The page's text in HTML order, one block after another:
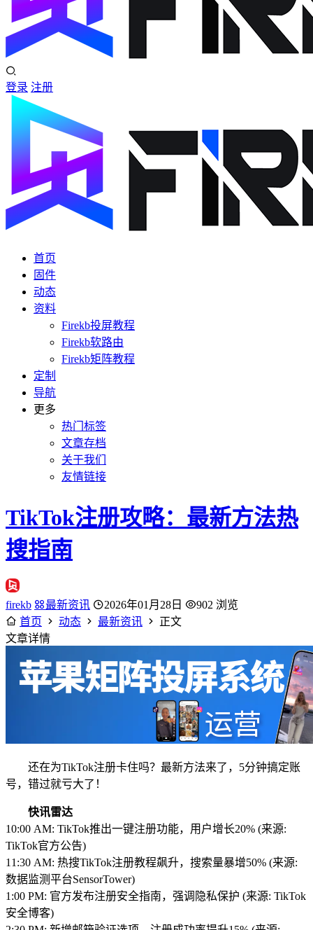
登录 注册
首页
固件
动态
资料
Firekb投屏教程
Firekb软路由
Firekb矩阵教程
定制
导航
更多
热门标签
文章存档
关于我们
友情链接
TikTok注册攻略：最新方法热
搜指南
firekb 最新资讯 2026年01月28日
902 浏览
首页
动态 最新资讯
正文
文章详情
还在为TikTok注册卡住吗？最新方法来了，5分钟搞定账
号，错过就亏大了！
快讯雷达
10:00 AM: TikTok推出一键注册功能，用户增长20% (来源:
TikTok官方公告)
11:30 AM: 热搜TikTok注册教程飙升，搜索量暴增50% (来源:
数据监测平台SensorTower)
1:00 PM: 官方发布注册安全指南，强调隐私保护 (来源: TikTok
安全博客)